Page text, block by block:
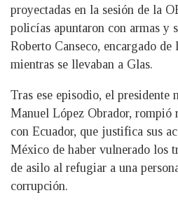
proyectadas en la sesión de la
policías apuntaron con armas y
Roberto Canseco, encargado
mientras se llevaban a Glas.
Tras ese episodio, el presidente
Manuel López Obrador, rompió
con Ecuador, que justifica sus
México de haber vulnerado los
de asilo al refugiar a una
corrupción.